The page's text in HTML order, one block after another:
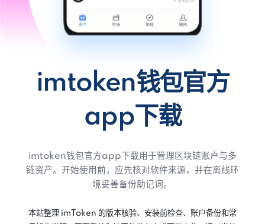
imtoken钱包官方
app下载
imtoken钱包官方app下载用于管理区块链账户与多
链资产。开始使用前，应先核对软件来源，并在离线环
境妥善备份助记词。
本站整理 imToken 的版本核验、安装前检查、账户备份和常